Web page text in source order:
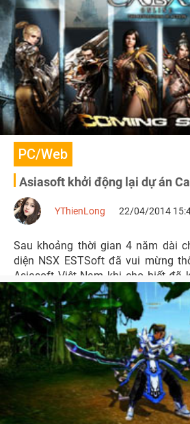
PC/Web
Asiasoft khởi động lại dự án
YThienLong 22/04/2014
Sau khoảng thời gian 4 năm dài
diện NSX ESTSoft đã vui mừng
Asiasoft Việt Nam khi cho biết đã
toàn vẹn hệ thống gameplay cũng
Online.